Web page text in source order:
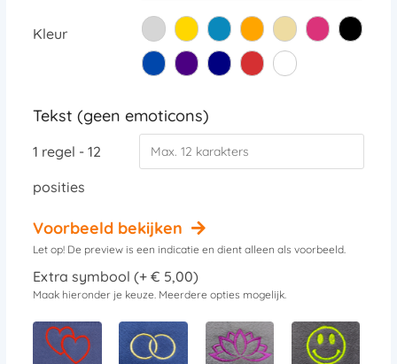
Kleur
Tekst (geen emoticons)
1 regel - 12
posities
Voorbeeld bekijken
Let op! De preview is een indicatie en dient alleen als voorbeeld.
Extra symbool (+ € 5,00)
Maak hieronder je keuze. Meerdere opties mogelijk.